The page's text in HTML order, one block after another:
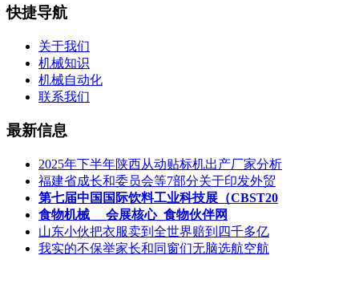
快捷导航
关于我们
机械知识
机械自动化
联系我们
最新信息
2025年下半年陕西从动贴标机出产厂家分析
福建省成长和委员会等7部分关于印发外贸
第七届中国国际饮料工业科技展（CBST20
食物机械 __会展核心_食物伙伴网
山东小伙把衣服卖到全世界赔到四千多亿
我实的不保举家长和同窗们无脑选航空航